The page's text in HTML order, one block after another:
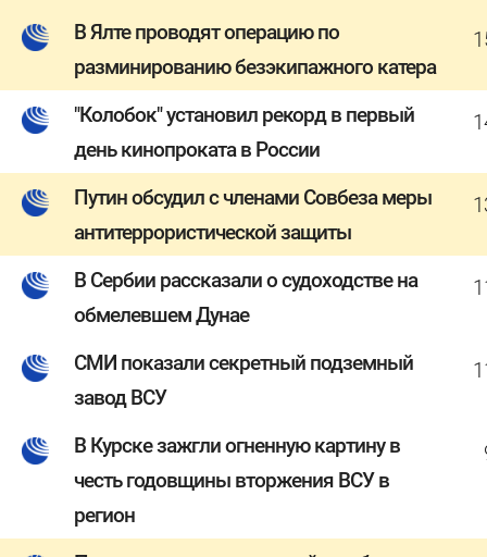
В Ялте проводят операцию по
разминированию безэкипажного катера
"Колобок" установил рекорд в первый
день кинопроката в России
Путин обсудил с членами Совбеза меры
антитеррористической защиты
В Сербии рассказали о судоходстве на
обмелевшем Дунае
СМИ показали секретный подземный
завод ВСУ
В Курске зажгли огненную картину в
честь годовщины вторжения ВСУ в
регион